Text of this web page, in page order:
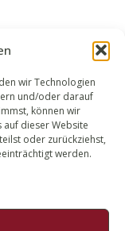
wir Technologien
und/oder darauf
können wir
auf dieser Website
oder zurückziehst,
werden.